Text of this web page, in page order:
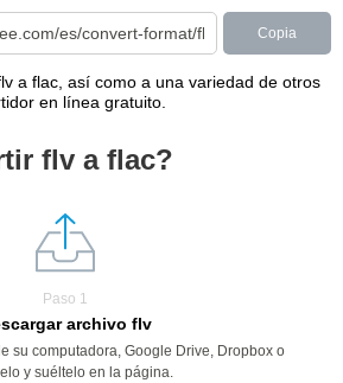
Copia
a flac, así como a una variedad de otros
en línea gratuito.
flv a flac?
Paso 1
archivo flv
su computadora, Google Drive, Dropbox o
y suéltelo en la página.